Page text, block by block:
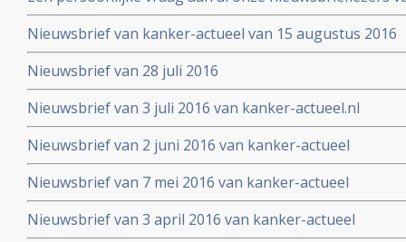
Nieuwsbrief van kanker-actueel van 15 augustus 2016
Nieuwsbrief van 28 juli 2016
Nieuwsbrief van 3 juli 2016 van kanker-actueel.nl
Nieuwsbrief van 2 juni 2016 van kanker-actueel
Nieuwsbrief van 7 mei 2016 van kanker-actueel
Nieuwsbrief van 3 april 2016 van kanker-actueel